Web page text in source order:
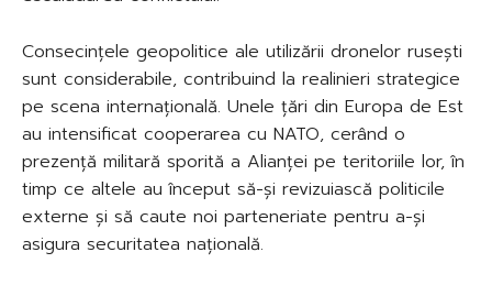
Consecințele geopolitice ale utilizării dronelor rusești
sunt considerabile, contribuind la realinieri strategice
pe scena internațională. Unele țări din Europa de Est
au intensificat cooperarea cu NATO, cerând o
prezență militară sporită a Alianței pe teritoriile lor, în
timp ce altele au început să-și revizuiască politicile
externe și să caute noi parteneriate pentru a-și
asigura securitatea națională.